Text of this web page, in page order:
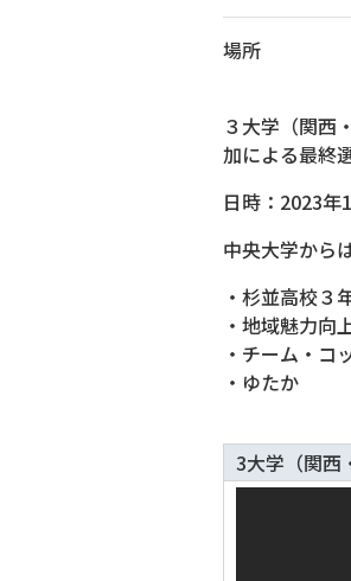
場所
３大学（関西
加による最終
日時：2023年
中央大学から
・杉並高校３
・地域魅力向
・チーム・コ
・ゆたか
3大学（関